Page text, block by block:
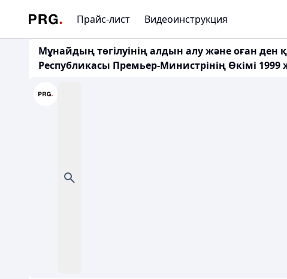
Прайс-лист Видеоинструкция
Мұнайдың төгілуінің алдын алу және оған
Республикасы Премьер-Министрінің Өкімі